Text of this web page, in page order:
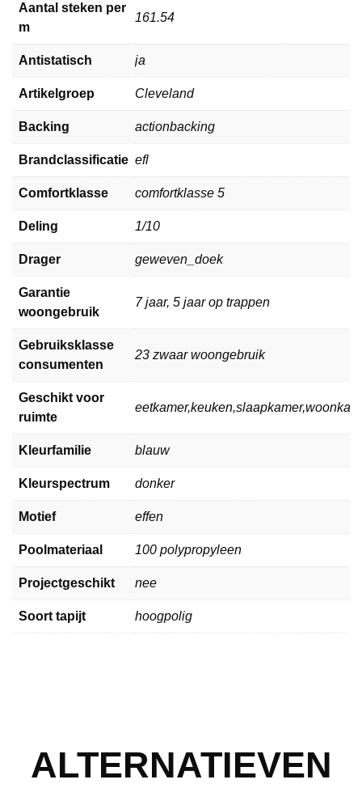
Aantal steken per
m
161.54
Antistatisch ja
Artikelgroep Cleveland
Backing actionbacking
Brandclassificatie efl
Comfortklasse comfortklasse 5
Deling 1/10
Drager geweven_doek
Garantie
woongebruik
7 jaar, 5 jaar op trappen
Gebruiksklasse
consumenten
23 zwaar woongebruik
Geschikt voor
ruimte
Kleurfamilie blauw
Kleurspectrum donker
Motief effen
Poolmateriaal 100 polypropyleen
Projectgeschikt nee
Soort tapijt hoogpolig
ALTERNATIEVEN